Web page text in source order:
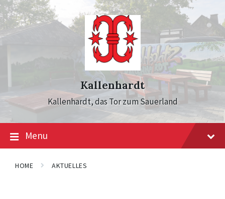
Skip
to
content
Skip
to
main
navigation
Skip
to
footer
Kallenhardt
Kallenhardt, das Tor zum Sauerland
Menu
HOME AKTUELLES